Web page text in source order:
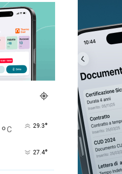
°C 29.3°
27.4°